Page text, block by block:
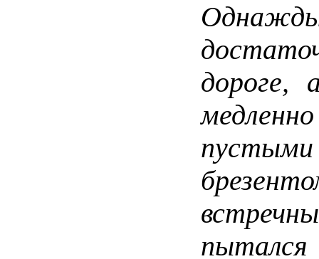
дороге,
пытался